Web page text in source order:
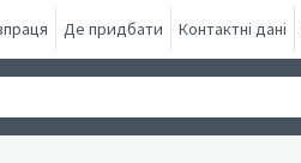
Де придбати Контактні дані